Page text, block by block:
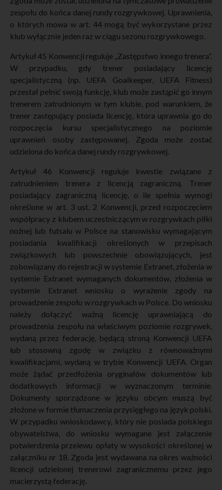
zespołu do końca danej rundy rozgrywkowej. Uprawnienia,
o których mowa w art. 44 mogą być wykorzystane przez
klub wyłącznie jeden raz w ciągu sezonu rozgrywkowego.
Artykuł 45 Konwencji reguluje „Zastępstwo innego trenera”.
W przypadku, gdy trener posiadający licencję
specjalistyczną (np. UEFA Goalkeeper, UEFA Fitness)
przestał pełnić swoją funkcję, klub może zastąpić go innym
trenerem zatrudnionym w tym klubie, pod warunkiem, że
trener zastępujący posiada licencję, która uprawnia go do
rozpoczęcia kursu specjalistycznego na poziomie
uprawnień osoby zastępowanej. Zgoda może zostać
udzielona do końca danej rundy rozgrywkowej.
Artykuł 46 Konwencji reguluje kwestie związane z
zatrudnieniem trenera z licencją zagraniczną. Trener
posiadający zagraniczną licencję, o ile spełnia wymogi
określone w art. 3 ust. 2 Konwencji, przed rozpoczęciem
współpracy z klubem uczestniczącym w rozgrywkach piłki
nożnej lub futsalu w Polsce na stanowisku wymagającym
posiadania kwalifikacji określonych w przepisach
związkowych lub powszechnie obowiązujących, jest
zobowiązany do rejestracji w systemie Extranet, złożenia w
systemie Extranet wymaganych dokumentów, złożenia w
systemie Extranet wniosku o wyrażenie zgody na
prowadzenie zespołu w rozgrywkach w Polsce. Do wniosku
należy dołączyć ważną licencję uprawniającą do
prowadzenia zespołu na właściwym poziomie rozgrywek,
wydaną przez federację, będącą stroną Konwencji UEFA
lub stosowną zgodę w związku z równoważnymi
kwalifikacjami, wydaną w trybie Konwencji UEFA. Organ
może żądać przedłożenia oryginałów dokumentów lub
dodatkowych informacji w wyznaczonym terminie.
Dokumenty sporządzone w języku obcym muszą być
złożone w formie tłumaczenia przysięgłego na język polski.
W przypadku wnioskodawcy, który nie posiada polskiego
obywatelstwa, do wniosku wymagane jest załączenie
potwierdzenia przelewu opłaty w wysokości określonej w
załączniku nr 18. Zgoda jest wydawana na okres ważności
licencji udzielonej trenerowi zagranicznemu przez jego
macierzystą federację.